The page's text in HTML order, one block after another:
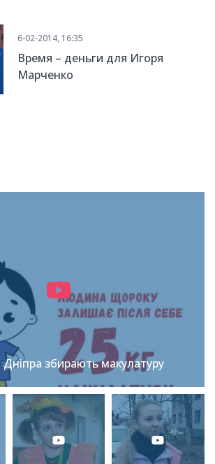
6-02-2014, 16:35
Время – деньги для Игоря
Марченко
збирають макулатуру